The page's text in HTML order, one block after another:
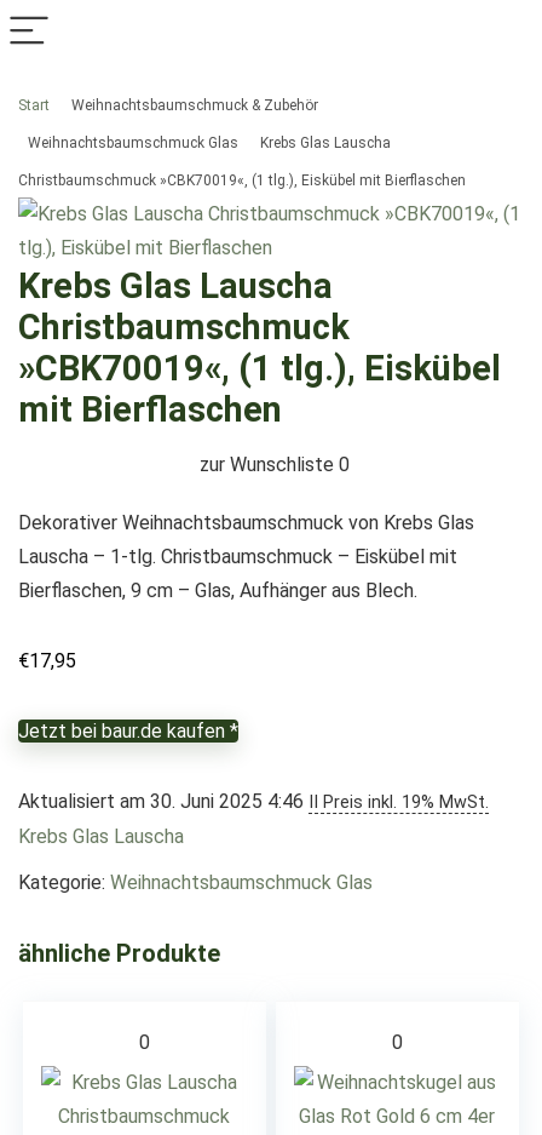
Start Weihnachtsbaumschmuck & Zubehör
Weihnachtsbaumschmuck Glas Krebs Glas Lauscha
Christbaumschmuck »CBK70019«, (1 tlg.), Eiskübel mit Bierflaschen
Krebs Glas Lauscha
Christbaumschmuck
»CBK70019«, (1 tlg.), Eiskübel
mit Bierflaschen
zur Wunschliste 0
Dekorativer Weihnachtsbaumschmuck von Krebs Glas
Lauscha – 1-tlg. Christbaumschmuck – Eiskübel mit
Bierflaschen, 9 cm – Glas, Aufhänger aus Blech.
€17,95
Jetzt bei baur.de kaufen *
Aktualisiert am 30. Juni 2025 4:46 II Preis inkl. 19% MwSt.
Krebs Glas Lauscha
Kategorie: Weihnachtsbaumschmuck Glas
ähnliche Produkte
0 0